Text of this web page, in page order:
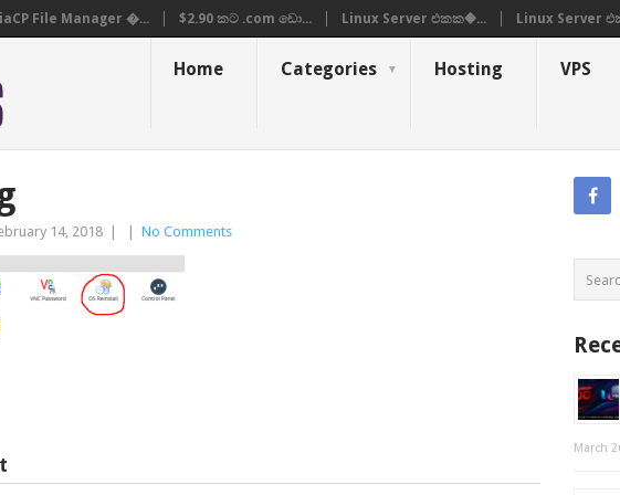
File Manager �... $2.90 කට .com ඩො... Linux Server එකක�... Linux Server
Home Categories Hosting VPS
14, 2018 No Comments
March